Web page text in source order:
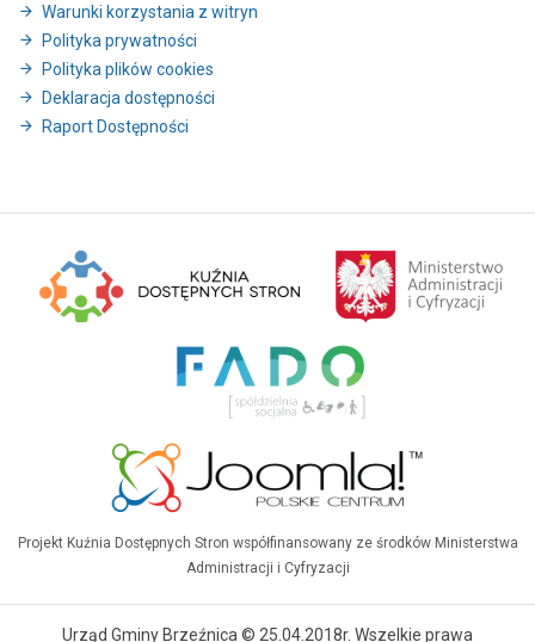
Warunki korzystania z witryn
Polityka prywatności
Polityka plików cookies
Deklaracja dostępności
Raport Dostępności
Projekt Kuźnia Dostępnych Stron współfinansowany ze środków Ministerstwa
Administracji i Cyfryzacji
Urząd Gminy Brzeźnica © 25.04.2018r. Wszelkie prawa